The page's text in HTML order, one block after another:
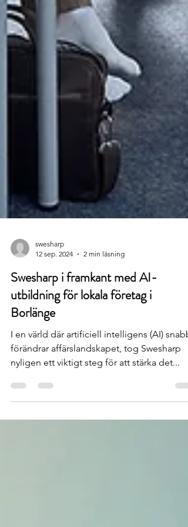
swesharp
12 sep. 2024
2 min läsning
Swesharp i framkant med AI-
utbildning för lokala företag i
Borlänge
I en värld där artificiell intelligens (AI)
nyligen ett viktigt steg för att stärka det...